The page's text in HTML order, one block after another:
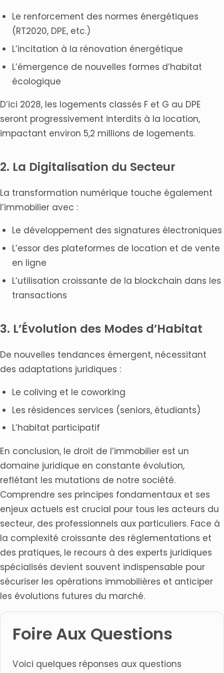
Le renforcement des normes énergétiques
(RT2020, DPE, etc.)
L’incitation à la rénovation énergétique
L’émergence de nouvelles formes d’habitat
écologique
D’ici 2028, les logements classés F et G au DPE
seront progressivement interdits à la location,
impactant environ 5,2 millions de logements.
2. La Digitalisation du Secteur
La transformation numérique touche également
l’immobilier avec :
Le développement des signatures électroniques
L’essor des plateformes de location et de vente
en ligne
L’utilisation croissante de la blockchain dans les
transactions
3. L’Évolution des Modes d’Habitat
De nouvelles tendances émergent, nécessitant
des adaptations juridiques :
Le coliving et le coworking
Les résidences services (seniors, étudiants)
L’habitat participatif
En conclusion, le droit de l’immobilier est un
domaine juridique en constante évolution,
reflétant les mutations de notre société.
Comprendre ses principes fondamentaux et ses
enjeux actuels est crucial pour tous les acteurs du
secteur, des professionnels aux particuliers. Face à
la complexité croissante des réglementations et
des pratiques, le recours à des experts juridiques
spécialisés devient souvent indispensable pour
sécuriser les opérations immobilières et anticiper
les évolutions futures du marché.
Foire Aux Questions
Voici quelques réponses aux questions